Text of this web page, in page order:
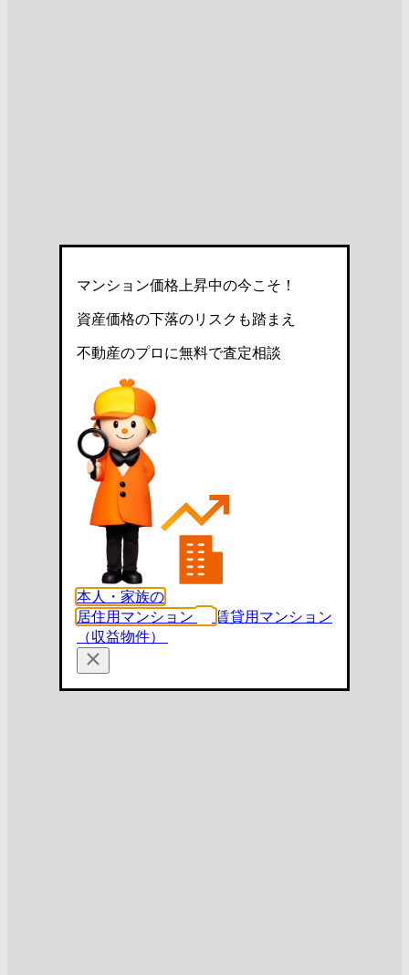
マンション価格上昇中の今こそ！
資産価格の下落のリスクも踏まえ
不動産のプロに無料で査定相談
本人・家族の
居住用マンション
賃貸用マンション
（収益物件）